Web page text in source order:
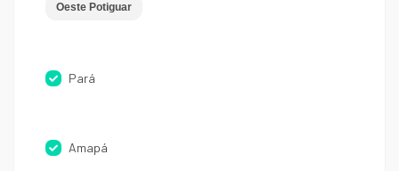
Oeste Potiguar
Pará
Amapá